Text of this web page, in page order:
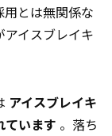
とは無関係な
イスブレイキ
アイスブレイキ
ています 。落ち